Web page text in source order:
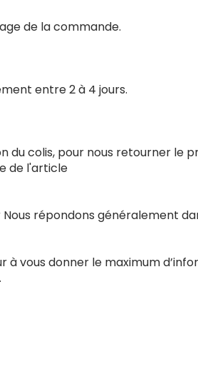
de la commande.
entre 2 à 4 jours.
du colis, pour nous retourner
de l'article
répondons généralement
à vous donner le maximum